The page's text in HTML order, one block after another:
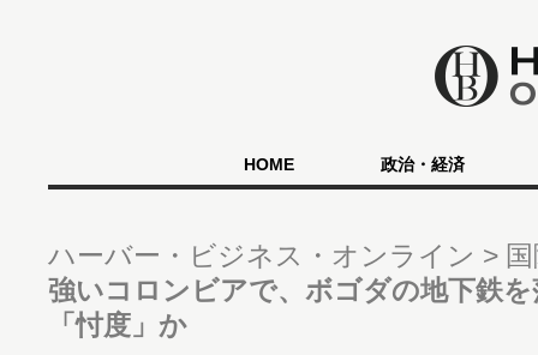
HOME 政治・経済
ハーバー・ビジネス・オンライン
強いコロンビアで、ボゴダの地下鉄
「忖度」か